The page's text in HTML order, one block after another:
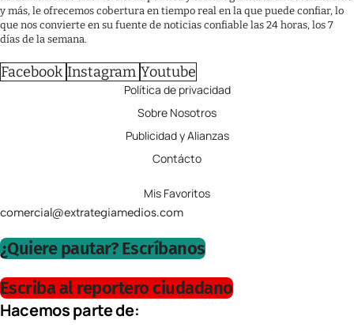
y más, le ofrecemos cobertura en tiempo real en la que puede confiar, lo
que nos convierte en su fuente de noticias confiable las 24 horas, los 7
días de la semana.
Facebook Instagram Youtube
Política de privacidad
Sobre Nosotros
Publicidad y Alianzas
Contácto
Mis Favoritos
comercial@extrategiamedios.com
¿Quiere pautar? Escríbanos
Escriba al reportero ciudadano
Hacemos parte de: